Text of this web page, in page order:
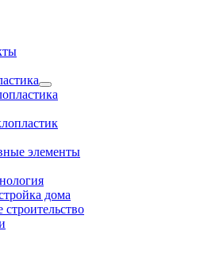
элементы
дома
строительство